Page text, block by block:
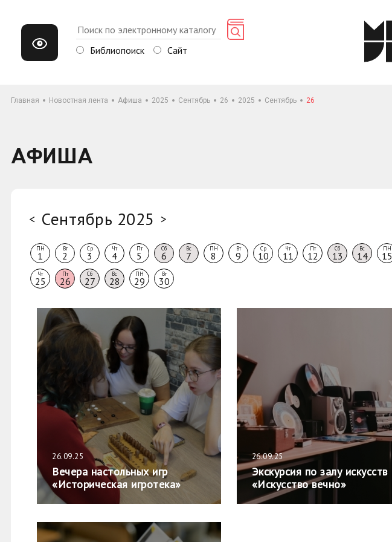
Библиопоиск Сайт
Главная Новостная лента Афиша 2025 Сентябрь 26 2025 Сентябрь 26
АФИША
< Сентябрь 2025 >
ПН
1
Вт
2
Ср
3
Чт
4
Пт
5
Сб
6
Вс
7
ПН
8
Вт
9
Ср
10
Чт
11
Пт
12
Сб
13
Вс
14
ПН
15
Чт
25
Пт
26
Сб
27
Вс
28
ПН
29
Вт
30
26.09.25
Вечера настольных игр
«Историческая игротека»
26.09.25
Экскурсия по залу искусств
«Искусство вечно»